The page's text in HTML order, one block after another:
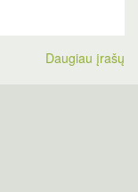
Daugiau įrašų